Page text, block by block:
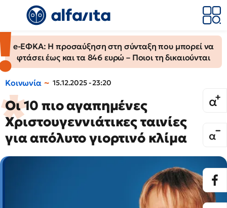
e-ΕΦΚΑ: Η προσαύξηση στη σύνταξη που μπορεί να
φτάσει έως και τα 846 ευρώ – Ποιοι τη δικαιούνται
Κοινωνία 15.12.2025 - 23:20
Οι 10 πιο αγαπημένες
Χριστουγεννιάτικες ταινίες
για απόλυτο γιορτινό κλίμα